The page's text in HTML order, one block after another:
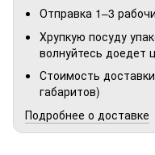
Отправка 1–3
Хрупкую посуду
волнуйтесь доедет
Стоимость
габаритов)
Подробнее о доставке